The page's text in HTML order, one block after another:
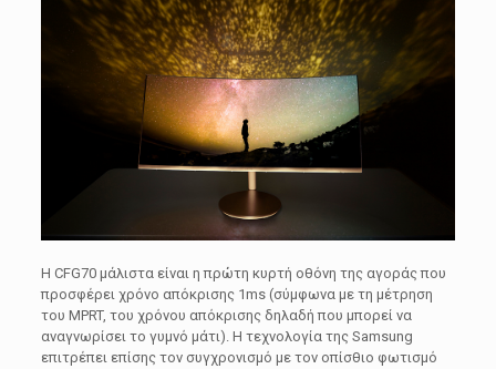
Η CFG70 μάλιστα είναι η πρώτη κυρτή οθόνη της αγοράς που
προσφέρει χρόνο απόκρισης 1ms (σύμφωνα με τη μέτρηση
του MPRT, του χρόνου απόκρισης δηλαδή που μπορεί να
αναγνωρίσει το γυμνό μάτι). Η τεχνολογία της Samsung
επιτρέπει επίσης τον συγχρονισμό με τον οπίσθιο φωτισμό